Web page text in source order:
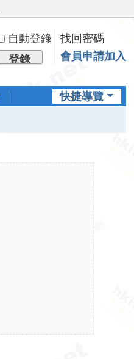
自動登錄
找回密碼
登錄 會員申請加入
快捷導覽